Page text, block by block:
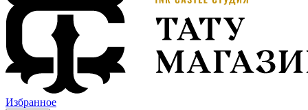
Избранное